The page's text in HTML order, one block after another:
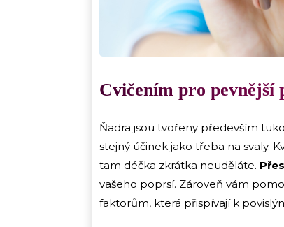
Cvičením pro pevnější
Ňadra jsou tvořeny především
stejný účinek jako třeba na svaly.
tam déčka zkrátka neuděláte.
vašeho poprsí. Zároveň vám
faktorům, která přispívají k